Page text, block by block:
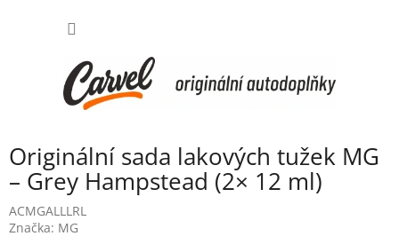
Originální sada lakových tužek MG
– Grey Hampstead (2× 12 ml)
ACMGALLLRL
Značka: MG